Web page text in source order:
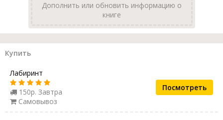
Дополнить или обновить информацию о
книге
Купить
Лабиринт
150р. Завтра
Самовывоз
Посмотреть